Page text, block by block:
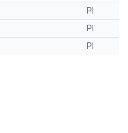
PI
PI
PI